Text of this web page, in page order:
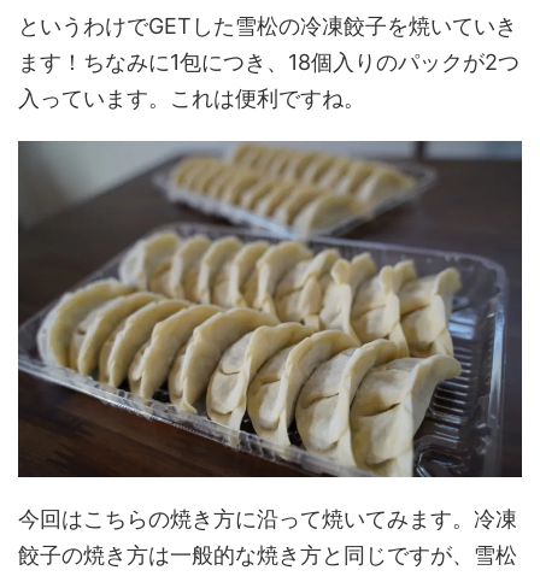
というわけでGETした雪松の冷凍餃子を焼いていき
ます！ちなみに1包につき、18個入りのパックが2つ
入っています。これは便利ですね。
今回はこちらの焼き方に沿って焼いてみます。冷凍
餃子の焼き方は一般的な焼き方と同じですが、雪松